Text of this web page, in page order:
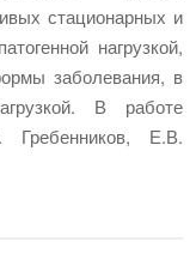
стационарных и
нагрузкой,
заболевания, в
В работе
Е.В.